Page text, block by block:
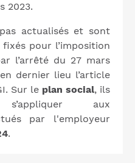
2023.
actualisés et sont
pour l’imposition
l’arrêté du 27 mars
dernier lieu l’article
Sur le plan social, ils
aux
par l'employeur
.